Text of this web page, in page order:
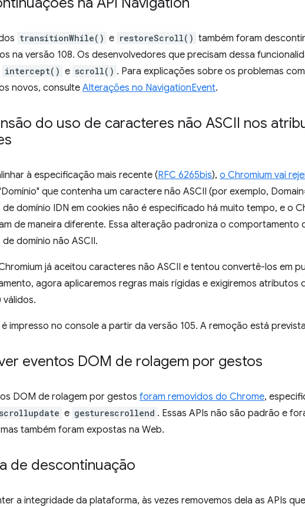
transitionWhile() e restoreScroll() também foram
na versão 108. Os desenvolvedores que precisam dessa
intercept() e scroll() . Para explicações sobre os problemas
novos, consulte Alterações no NavigationEvent.
do uso de caracteres não ASCII nos
à especificação mais recente (RFC 6265bis), o Chromium vai
que contenha um caractere não ASCII (por exemplo,
domínio IDN em cookies não é especificado há muito tempo, e o
de maneira diferente. Essa alteração padroniza o comportamento
domínio não ASCII.
já aceitou caracteres não ASCII e tentou convertê-los em
agora aplicaremos regras mais rígidas e exigiremos atributos
válidos.
é impresso no console a partir da versão 105. A remoção está
eventos DOM de rolagem por gestos
DOM de rolagem por gestos foram removidos do Chrome,
e gesturescrollend . Essas APIs não são padrão e
também foram expostas na Web.
de descontinuação
a integridade da plataforma, às vezes removemos dela as APIs